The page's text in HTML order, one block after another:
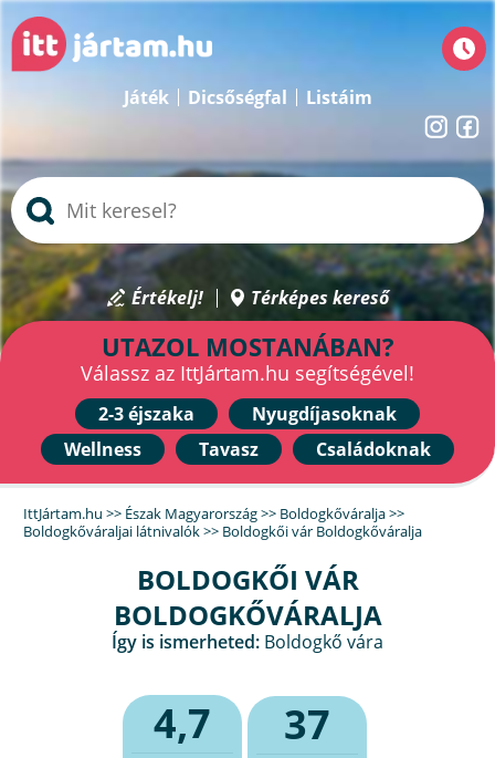
Játék Dicsőségfal Listáim
Értékelj! Térképes kereső
UTAZOL MOSTANÁBAN?
Válassz az IttJártam.hu segítségével!
2-3 éjszaka
Nyugdíjasoknak
Wellness
Tavasz Családoknak
IttJártam.hu >> Észak Magyarország>> Boldogkőváralja>>
Boldogkőváraljai látnivalók>> Boldogkői vár Boldogkőváralja
BOLDOGKŐI VÁR
BOLDOGKŐVÁRALJA
Így is ismerheted: Boldogkő vára
4,7 37